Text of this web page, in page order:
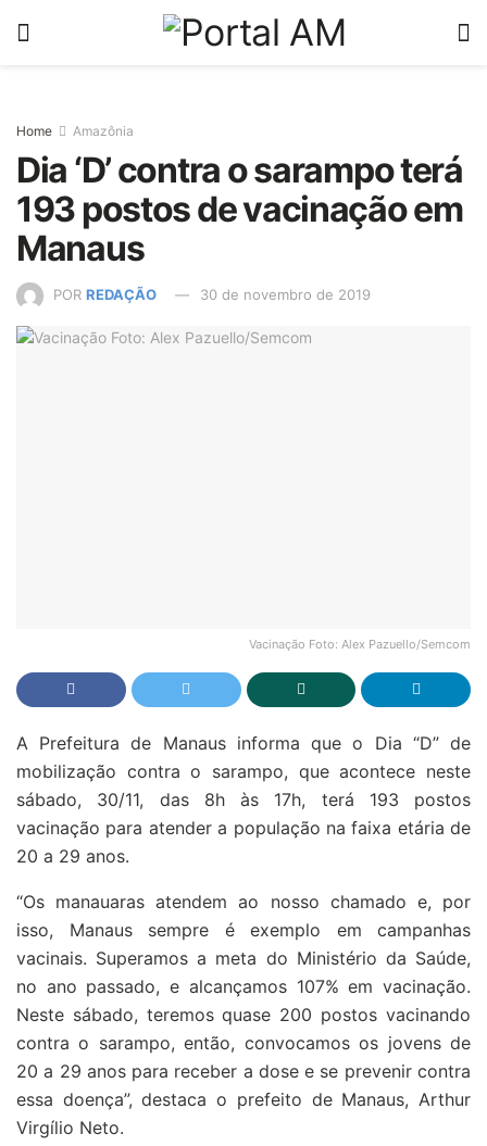
Home Amazônia
Dia ‘D’ contra o sarampo terá
193 postos de vacinação em
Manaus
POR REDAÇÃO 30 de novembro de 2019
Vacinação Foto: Alex Pazuello/Semcom
A Prefeitura de Manaus informa que o Dia “D” de
mobilização contra o sarampo, que acontece neste
sábado, 30/11, das 8h às 17h, terá 193 postos
vacinação para atender a população na faixa etária de
20 a 29 anos.
“Os manauaras atendem ao nosso chamado e, por
isso, Manaus sempre é exemplo em campanhas
vacinais. Superamos a meta do Ministério da Saúde,
no ano passado, e alcançamos 107% em vacinação.
Neste sábado, teremos quase 200 postos vacinando
contra o sarampo, então, convocamos os jovens de
20 a 29 anos para receber a dose e se prevenir contra
essa doença”, destaca o prefeito de Manaus, Arthur
Virgílio Neto.